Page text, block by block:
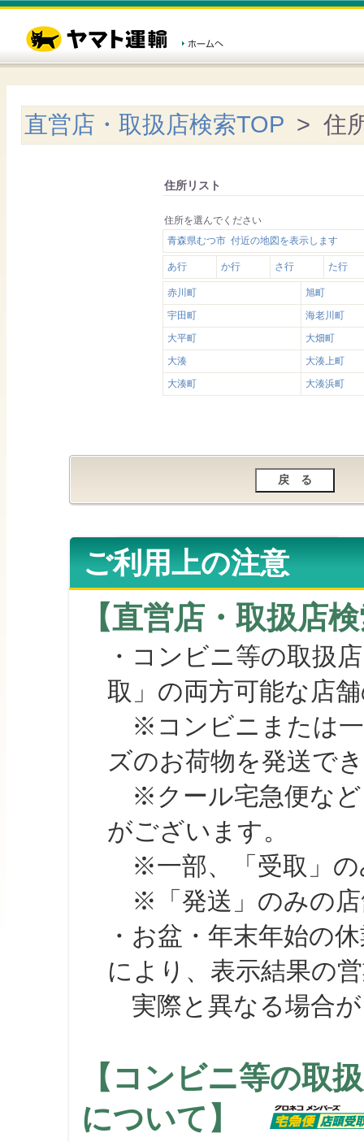
直営店・取扱店検索TOP > 住
住所リスト
住所を選んでください
青森県むつ市 付近の地図を表示します
あ行 か行 さ行 た行
赤川町
旭町
宇田町
海老川町
大平町
大畑町
大湊
大湊上町
大湊町
大湊浜町
ご利用上の注意
【直営店・取扱店
・コンビニ等の取扱
取」の両方可能な店
※コンビニまたは一
ズのお荷物を発送で
※クール宅急便など
がございます。
※一部、「受取」の
※「発送」のみの店
・お盆・年末年始の
により、表示結果の
実際と異なる場合が
【コンビニ等の取
について】